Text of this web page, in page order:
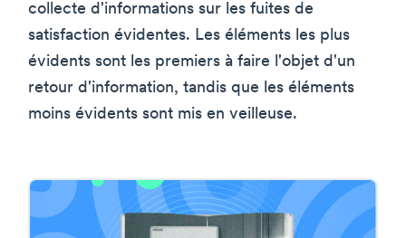
collecte d'informations sur les fuites de
satisfaction évidentes. Les éléments les plus
évidents sont les premiers à faire l'objet d'un
retour d'information, tandis que les éléments
moins évidents sont mis en veilleuse.